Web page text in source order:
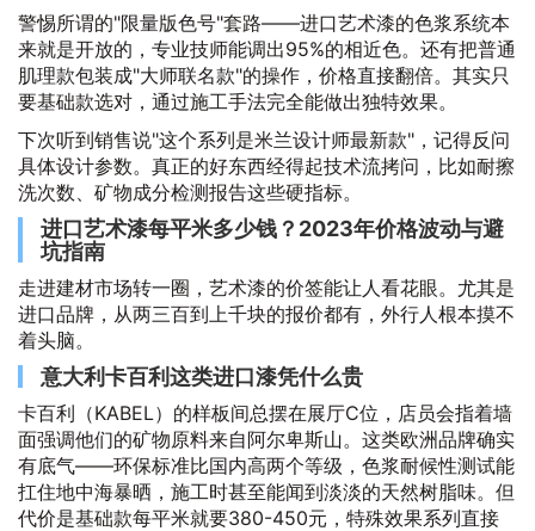
警惕所谓的"限量版色号"套路——进口艺术漆的色浆系统本
来就是开放的，专业技师能调出95%的相近色。还有把普通
肌理款包装成"大师联名款"的操作，价格直接翻倍。其实只
要基础款选对，通过施工手法完全能做出独特效果。
下次听到销售说"这个系列是米兰设计师最新款"，记得反问
具体设计参数。真正的好东西经得起技术流拷问，比如耐擦
洗次数、矿物成分检测报告这些硬指标。
进口艺术漆每平米多少钱？2023年价格波动与避
坑指南
走进建材市场转一圈，艺术漆的价签能让人看花眼。尤其是
进口品牌，从两三百到上千块的报价都有，外行人根本摸不
着头脑。
意大利卡百利这类进口漆凭什么贵
卡百利（KABEL）的样板间总摆在展厅C位，店员会指着墙
面强调他们的矿物原料来自阿尔卑斯山。这类欧洲品牌确实
有底气——环保标准比国内高两个等级，色浆耐候性测试能
扛住地中海暴晒，施工时甚至能闻到淡淡的天然树脂味。但
代价是基础款每平米就要380-450元，特殊效果系列直接